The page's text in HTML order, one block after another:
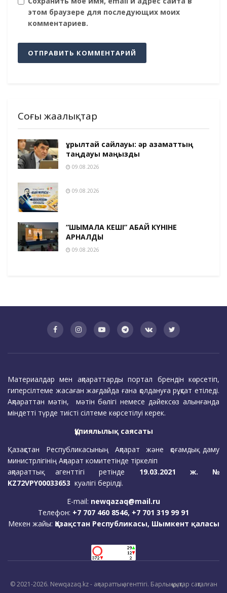
этом браузере для последующих моих
комментариев.
Соңғы жаңалықтар
Құрылтай сайлауы: әр азаматтың
таңдауы маңызды
09.08.2026
09.08.2026
“ШЫМҚАЛА КЕШІ” АБАЙ КҮНІНЕ
АРНАЛДЫ
09.08.2026
Материалдар мен ақпараттарды портал брендін көрсетіп,
гиперсілтеме жасаған жағдайда ғана қолдануға рұқсат етіледі.
Ақпараттан мәтін, мәтін бөлігі немесе дәйексөз алынғанда
міндетті түрде тиісті сілтеме көрсетілуі керек.
Құпиялылық саясаты
Қазақстан Республикасының Ақпарат және қоғамдық даму
министрлігінің Ақпарат комитетінде тіркеліп
ақпараттық агенттігі ретінде 19.03.2021 ж. №
KZ72VPY00033653 куәлігі берілді.
E-mail: newqazaq@mail.ru
Телефон: +7 707 460 8546, +7 701 319 99 91
Мекен жайы: Қазақстан Республикасы, Шымкент қаласы
© 2021-2026. Newqazaq.kz - ақпараттық агенттігі. Барлық құқықтар сақталған